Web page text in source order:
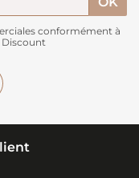
conformément à
Discount